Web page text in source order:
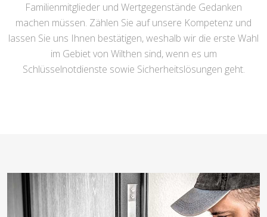
Familienmitglieder und Wertgegenstände Gedanken
machen müssen. Zählen Sie auf unsere Kompetenz und
lassen Sie uns Ihnen bestätigen, weshalb wir die erste Wahl
im Gebiet von Wilthen sind, wenn es um
Schlüsselnotdienste sowie Sicherheitslösungen geht.